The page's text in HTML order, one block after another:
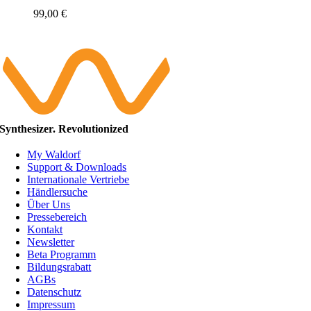
99,00 €
Synthesizer. Revolutionized
My Waldorf
Support & Downloads
Internationale Vertriebe
Händlersuche
Über Uns
Pressebereich
Kontakt
Newsletter
Beta Programm
Bildungsrabatt
AGBs
Datenschutz
Impressum